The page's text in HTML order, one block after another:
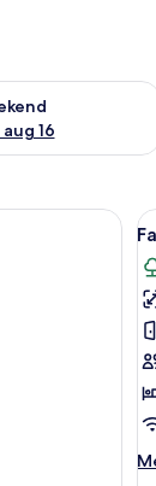
16
voor
bedlampjes.
met drie bedden, een
2